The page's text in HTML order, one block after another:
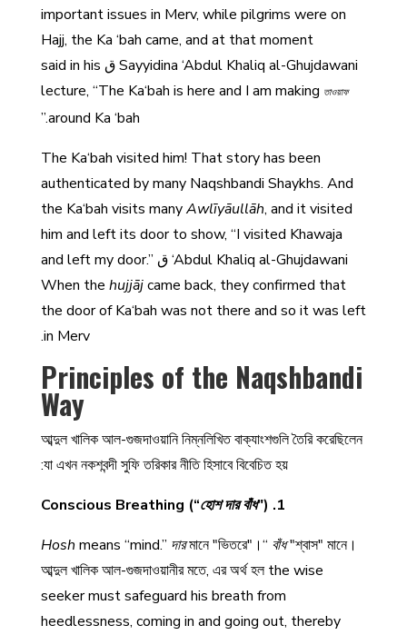
important issues in Merv, while pilgrims were on
Hajj, the Ka ‘bah came, and at that moment
Sayyidina ‘Abdul Khaliq al-Ghujdawani ق said in his
lecture, “The Ka‘bah is here and I am making তাওয়াফ
around Ka ‘bah.”
The Ka‘bah visited him! That story has been
authenticated by many Naqshbandi Shaykhs. And
the Ka‘bah visits manyAwlīyāullāh, and it visited
him and left its door to show, “I visited Khawaja
‘Abdul Khaliq al-Ghujdawani ق and left my door.”
When the hujjājcame back, they confirmed that
the door of Ka‘bah was not there and so it was left
in Merv.
Principles of the Naqshbandi
Way
আব্দুল খালিক আল-গুজদাওয়ানি নিম্নলিখিত বাক্যাংশগুলি তৈরি করেছিলেন
যা এখন নকশবন্দী সুফি তরিকার নীতি হিসাবে বিবেচিত হয়:
1. Conscious Breathing (“
হোশ দার বাঁধ")
Hosh means “mind.” দারমানে "ভিতরে"।“ বাঁধ"শ্বাস" মানে।
আব্দুল খালিক আল-গুজদাওয়ানীর মতে, এর অর্থ হলthe wise
seeker must safeguard his breath from
heedlessness, coming in and going out, thereby